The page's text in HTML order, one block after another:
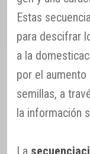
Estas
para descifrar
a la
por el
semillas, a
la información